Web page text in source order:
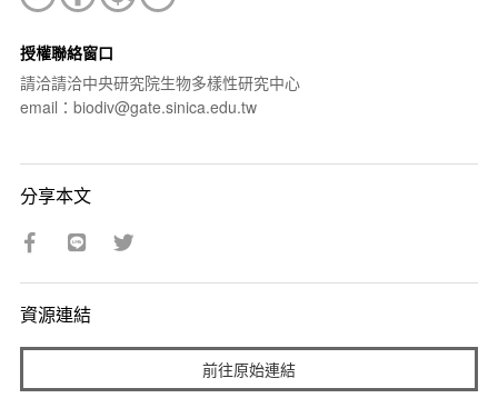
授權聯絡窗口
請洽請洽中央研究院生物多樣性研究中心
email：biodiv@gate.sinica.edu.tw
分享本文
資源連結
前往原始連結